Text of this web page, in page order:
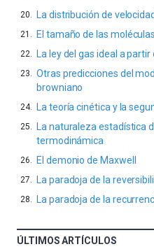
La distribución de
El tamaño de las moléculas
La ley del gas ideal a
Otras predicciones del
browniano
La teoría cinética y la
La naturaleza estadística
termodinámica
El demonio de Maxwell
La paradoja de la
La paradoja de la
ÚLTIMOS ARTÍCULOS